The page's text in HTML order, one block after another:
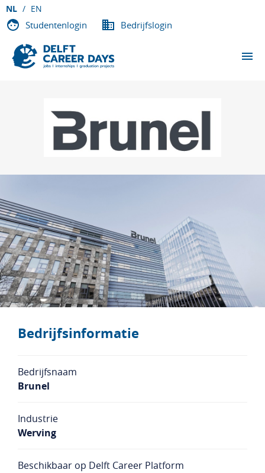
NL EN
Studentenlogin Bedrijfslogin
DEELNEMENDE BEDRIJVEN
OVER DCD
VACATURES
Studentenlogin Bedrijfslogin
NL EN
Bedrijfsinformatie
Bedrijfsnaam
Brunel
Industrie
Werving
Beschikbaar op Delft Career Platform